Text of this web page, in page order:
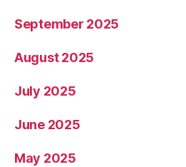
September 2025
August 2025
July 2025
June 2025
May 2025